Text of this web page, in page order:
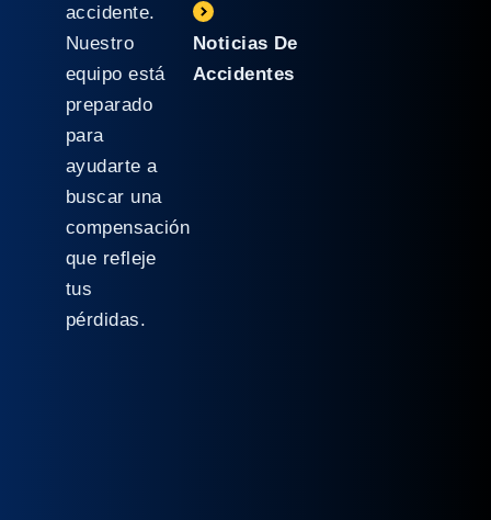
accidente.
Nuestro
equipo está
preparado
para
ayudarte a
buscar una
compensación
que refleje
tus
pérdidas.
Noticias De
Accidentes